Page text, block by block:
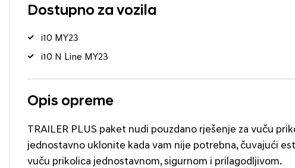
Dostupno za vozila
i10 MY23
i10 N Line MY23
Opis opreme
TRAILER PLUS paket nudi pouzdano rješenje za vuču
jednostavno uklonite kada vam nije potrebna, čuvajući
vuču prikolica jednostavnom, sigurnom i prilagodljivom.